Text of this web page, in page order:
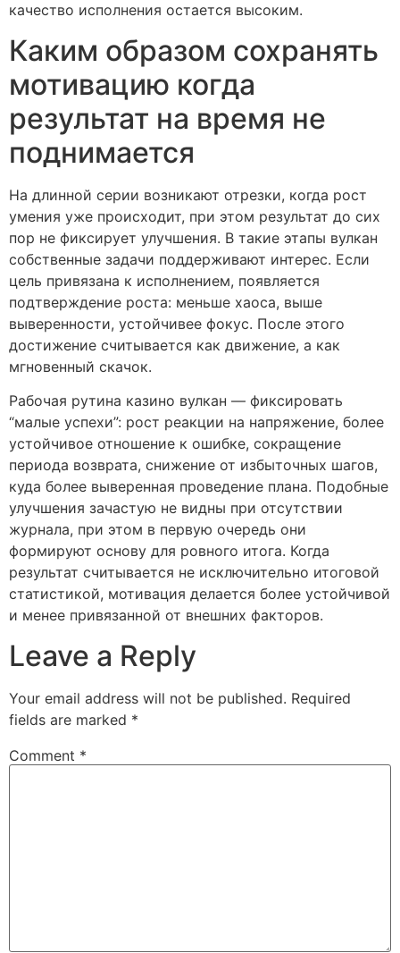
качество исполнения остается высоким.
Каким образом сохранять
мотивацию когда
результат на время не
поднимается
На длинной серии возникают отрезки, когда рост
умения уже происходит, при этом результат до сих
пор не фиксирует улучшения. В такие этапы вулкан
собственные задачи поддерживают интерес. Если
цель привязана к исполнением, появляется
подтверждение роста: меньше хаоса, выше
выверенности, устойчивее фокус. После этого
достижение считывается как движение, а как
мгновенный скачок.
Рабочая рутина казино вулкан — фиксировать
“малые успехи”: рост реакции на напряжение, более
устойчивое отношение к ошибке, сокращение
периода возврата, снижение от избыточных шагов,
куда более выверенная проведение плана. Подобные
улучшения зачастую не видны при отсутствии
журнала, при этом в первую очередь они
формируют основу для ровного итога. Когда
результат считывается не исключительно итоговой
статистикой, мотивация делается более устойчивой
и менее привязанной от внешних факторов.
Leave a Reply
Your email address will not be published. Required
fields are marked *
Comment *